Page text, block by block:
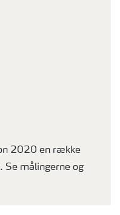
2020 en række
Se målingerne og